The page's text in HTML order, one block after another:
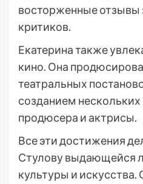
восторженные отзывы
критиков.
Екатерина также
кино. Она
театральных
созданием
продюсера и актрисы.
Все эти достижения
Стулову выдающейся
культуры и